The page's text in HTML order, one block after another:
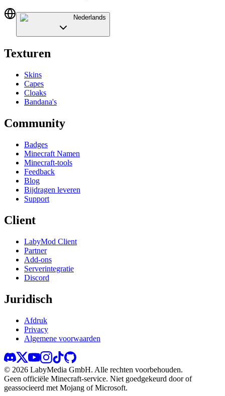
Nederlands
Texturen
Skins
Capes
Cloaks
Bandana's
Community
Badges
Minecraft Namen
Minecraft-tools
Feedback
Blog
Bijdragen leveren
Support
Client
LabyMod Client
Partner
Add-ons
Serverintegratie
Discord
Juridisch
Afdruk
Privacy
Algemene voorwaarden
© 2026 LabyMedia GmbH. Alle rechten voorbehouden.
Geen officiële Minecraft-service. Niet goedgekeurd door of
geassocieerd met Mojang of Microsoft.